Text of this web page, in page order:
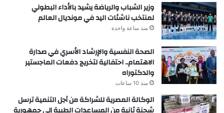
وزير الشباب والرياضة يشيد بالأداء البطولي
لمنتخب ناشئات اليد في مونديال العالم
منذ ساعة واحدة
الصحة النفسية والإرشاد الأسري في صدارة
الاهتمام.. احتفالية لتخريج دفعات الماجستير
والدكتوراه
منذ 10 ساعات
الوكالة المصرية للشراكة من أجل التنمية ترسل